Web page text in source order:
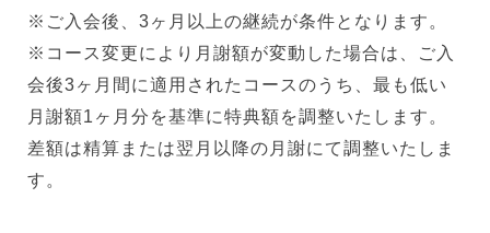
※ご入会後、3ヶ月以上の継続が条件となります。
※コース変更により月謝額が変動した場合は、ご入
会後3ヶ月間に適用されたコースのうち、最も低い
月謝額1ヶ月分を基準に特典額を調整いたします。
差額は精算または翌月以降の月謝にて調整いたしま
す。